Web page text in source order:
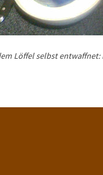
Löffel selbst